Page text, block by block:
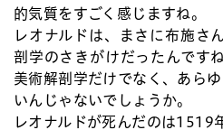
的気質をすごく感じますね。
レオナルドは、まさに布施さ
剖学のさきがけだったんですね
美術解剖学だけでなく、あら
いんじゃないでしょうか。
レオナルドが死んだのは1519